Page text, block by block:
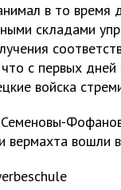
в то время
складами
с первых
войска
Семеновы-
вермахта вошли